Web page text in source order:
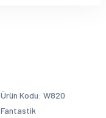
Ürün Kodu: W820
Fantastik